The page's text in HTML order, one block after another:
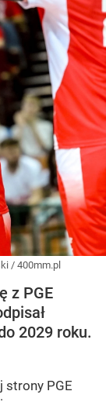
/ 400mm.pl
z PGE
2029 roku.
strony PGE